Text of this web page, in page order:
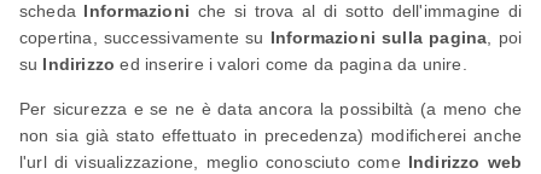
scheda Informazioni che si trova al di sotto dell'immagine di
copertina, successivamente su Informazioni sulla pagina, poi
su Indirizzo ed inserire i valori come da pagina da unire.
Per sicurezza e se ne è data ancora la possibiltà (a meno che
non sia già stato effettuato in precedenza) modificherei anche
l'url di visualizzazione, meglio conosciuto come Indirizzo web